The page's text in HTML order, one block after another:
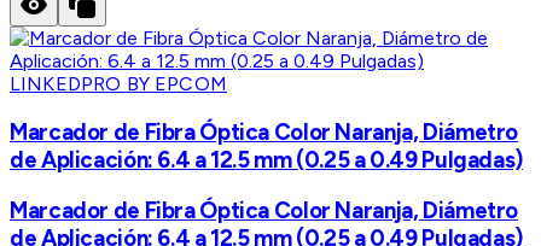
LINKEDPRO BY EPCOM
Marcador de Fibra Óptica Color Naranja, Diámetro
de Aplicación: 6.4 a 12.5 mm (0.25 a 0.49 Pulgadas)
Marcador de Fibra Óptica Color Naranja, Diámetro
de Aplicación: 6.4 a 12.5 mm (0.25 a 0.49 Pulgadas)